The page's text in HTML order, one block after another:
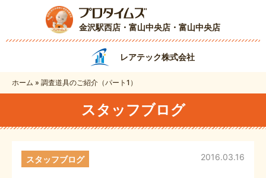
金沢駅西店・富山中央店 ・富山中央店
レアテック株式会社
ホーム » 調査道具のご紹介（パート1）
スタッフブログ
2016.03.16
スタッフブログ